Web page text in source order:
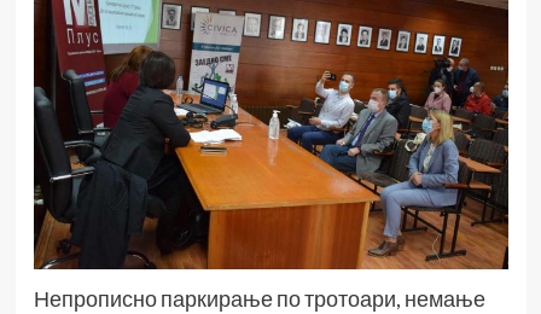
Непрописно паркирање по тротоари, немање